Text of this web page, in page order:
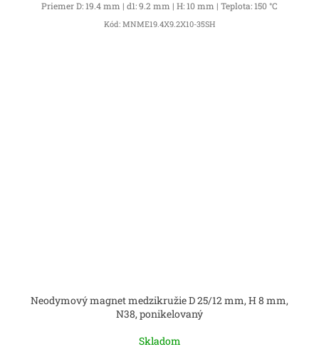
Priemer D: 19.4 mm | d1: 9.2 mm | H: 10 mm | Teplota: 150 °C
Kód: MNME19.4X9.2X10-35SH
Neodymový magnet medzikružie D 25/12 mm, H 8 mm,
N38, ponikelovaný
Skladom